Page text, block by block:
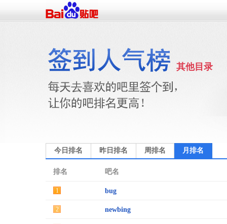
其他目录
今日排名 昨日排名 周排名 月排名
排名 吧名
1 bug
2 newbing